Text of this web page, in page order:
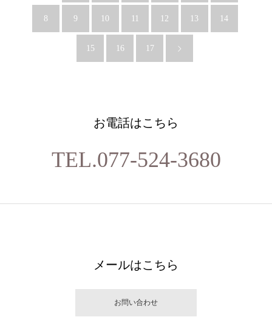
8 9 10 11 12 13 14
15 16 17
お電話はこちら
TEL.077-524-3680
メールはこちら
お問い合わせ